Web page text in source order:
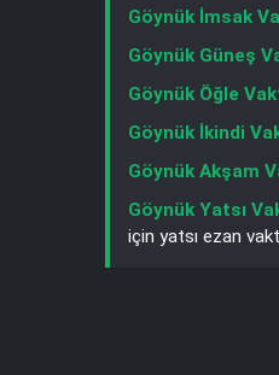
Göynük İmsak
Göynük Güneş
Göynük Öğle
Göynük İkindi
Göynük Akşam
Göynük Yatsı
için yatsı ezan